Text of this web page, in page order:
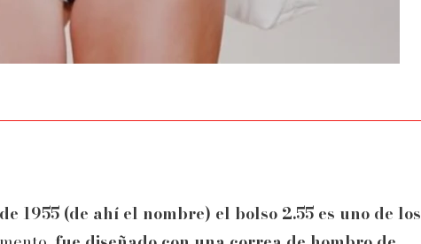
1955 (de ahí el nombre) el bolso 2.55 es uno de los